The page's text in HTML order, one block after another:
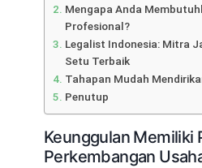
Mengapa Anda
Profesional?
Legalist Indonesia: Mitra
Setu Terbaik
Tahapan Mudah
Penutup
Keunggulan Memiliki
Perkembangan